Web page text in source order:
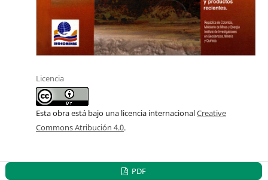
Licencia
Esta obra está bajo una licencia internacionalCreative
Commons Atribución 4.0.
PDF